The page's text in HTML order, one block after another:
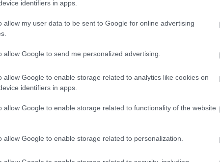
identifiers in apps.
allow my user data to be sent to Google for online advertising
allow Google to send me personalized advertising.
allow Google to enable storage related to analytics like cookies on
identifiers in apps.
allow Google to enable storage related to functionality of the website
allow Google to enable storage related to personalization.
καλό να καταναλώνετε υγιεινές τροφές. Η
λειτουργία του ανοσοποιητικού, με
προσπάθεια.
και λοιμώξεων. Αν λαμβάνετε από 1.000 έως
καταλάβετε ότι σας τριγυρίζει κάποιο
τη ζάχαρη, μπορείτε συχνά να
Η βιταμίνη C είναι πιο αποτελεσματική σε